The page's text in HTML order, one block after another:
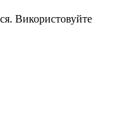
Використовуйте